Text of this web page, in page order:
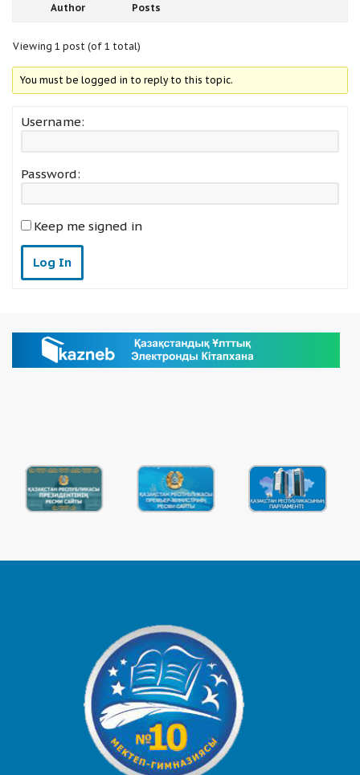
Author Posts
Viewing 1 post (of 1 total)
You must be logged in to reply to this topic.
Username:
Password:
Keep me signed in
Log In